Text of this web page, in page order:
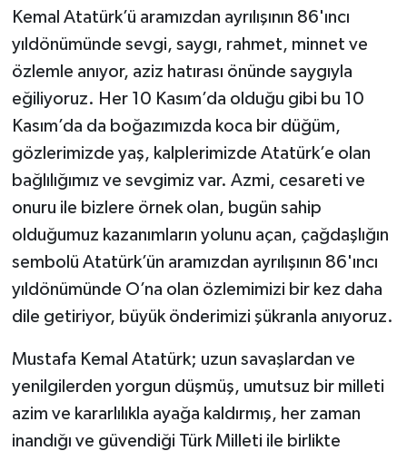
Kemal Atatürk’ü aramızdan ayrılışının 86'ıncı
yıldönümünde sevgi, saygı, rahmet, minnet ve
özlemle anıyor, aziz hatırası önünde saygıyla
eğiliyoruz. Her 10 Kasım’da olduğu gibi bu 10
Kasım’da da boğazımızda koca bir düğüm,
gözlerimizde yaş, kalplerimizde Atatürk’e olan
bağlılığımız ve sevgimiz var. Azmi, cesareti ve
onuru ile bizlere örnek olan, bugün sahip
olduğumuz kazanımların yolunu açan, çağdaşlığın
sembolü Atatürk’ün aramızdan ayrılışının 86'ıncı
yıldönümünde O’na olan özlemimizi bir kez daha
dile getiriyor, büyük önderimizi şükranla anıyoruz.
Mustafa Kemal Atatürk; uzun savaşlardan ve
yenilgilerden yorgun düşmüş, umutsuz bir milleti
azim ve kararlılıkla ayağa kaldırmış, her zaman
inandığı ve güvendiği Türk Milleti ile birlikte
Sosyal medya
Spor
Televizyon
Turizm
Yaşam